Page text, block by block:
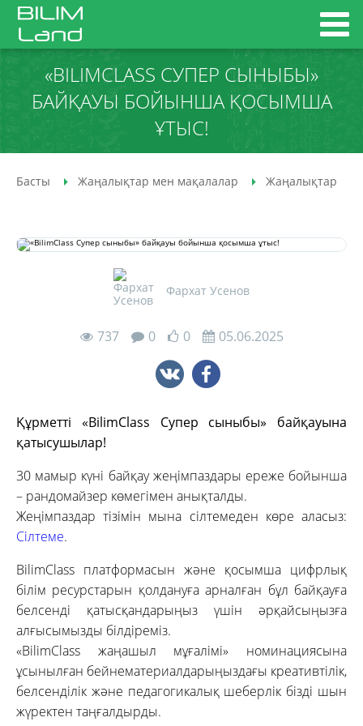
«BILIMCLASS СУПЕР СЫНЫБЫ»
БАЙҚАУЫ БОЙЫНША ҚОСЫМША
ҰТЫС!
Басты Жаңалықтар мен мақалалар Жаңалықтар
Фархат Усенов
737 0 0 05.06.2025
Құрметті «BilimClass Супер сыныбы» байқауына
қатысушылар!
30 мамыр күні байқау жеңімпаздары ереже бойынша
– рандомайзер көмегімен анықталды.
Жеңімпаздар тізімін мына сілтемеден көре аласыз:
Сілтеме.
BilimClass платформасын және қосымша цифрлық
білім ресурстарын қолдануға арналған бұл байқауға
белсенді қатысқандарыңыз үшін әрқайсыңызға
алғысымызды білдіреміз.
«BilimClass жаңашыл мұғалімі» номинациясына
ұсынылған бейнематериалдарыңыздағы креативтілік,
белсенділік және педагогикалық шеберлік бізді шын
жүректен таңғалдырды.